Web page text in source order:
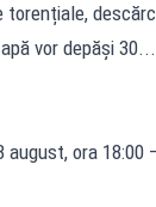
torențiale,
vor depăși
ora 18:00